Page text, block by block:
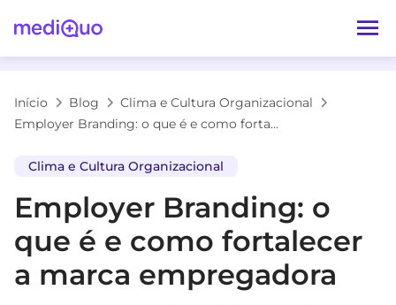
Início Blog
Clima e Cultura Organizacional
Employer Branding: o que é e como fortalecer a marca empregadora
Clima e Cultura Organizacional
Employer Branding: o
que é e como fortalecer
a marca empregadora